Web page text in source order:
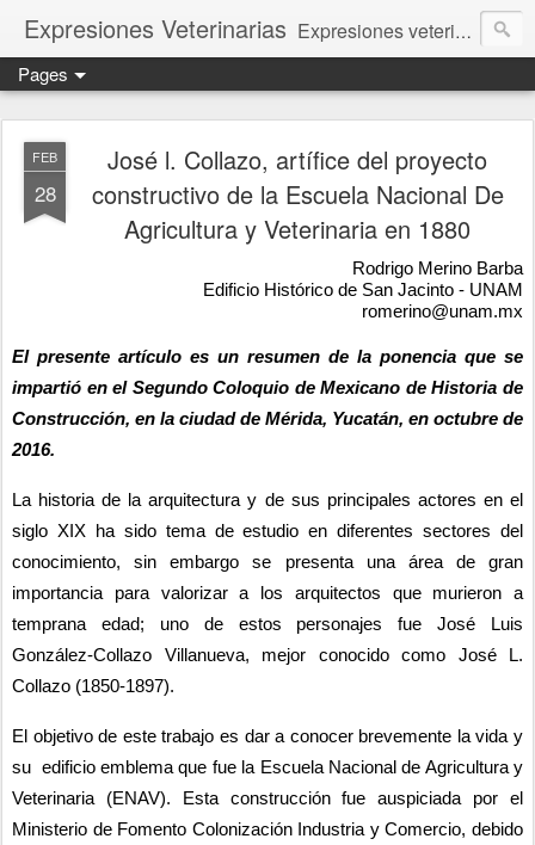
Expresiones Veterinarias Expresiones veterinarias es una publicación en linea de la biblioteca de la Facultad de Veterinaria y Zootecnia de la UNAM
Pages
FEB
28
José l. Collazo, artífice del proyecto
constructivo de la Escuela Nacional De
Agricultura y Veterinaria en 1880
Rodrigo Merino Barba
Edificio Histórico de San Jacinto - UNAM
romerino@unam.mx
El presente artículo es un resumen de la ponencia que se
impartió en el Segundo Coloquio de Mexicano de Historia de
Construcción, en la ciudad de Mérida, Yucatán, en octubre de
2016.
La historia de la arquitectura y de sus principales actores en el
siglo XIX ha sido tema de estudio en diferentes sectores del
conocimiento, sin embargo se presenta una área de gran
importancia para valorizar a los arquitectos que murieron a
temprana edad; uno de estos personajes fue José Luis
González-Collazo Villanueva, mejor conocido como José L.
Collazo (1850-1897).
El objetivo de este trabajo es dar a conocer brevemente la vida y
su  edificio emblema que fue la Escuela Nacional de Agricultura y
Veterinaria (ENAV). Esta construcción fue auspiciada por el
Ministerio de Fomento Colonización Industria y Comercio, debido